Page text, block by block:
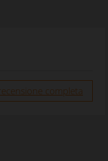
completa